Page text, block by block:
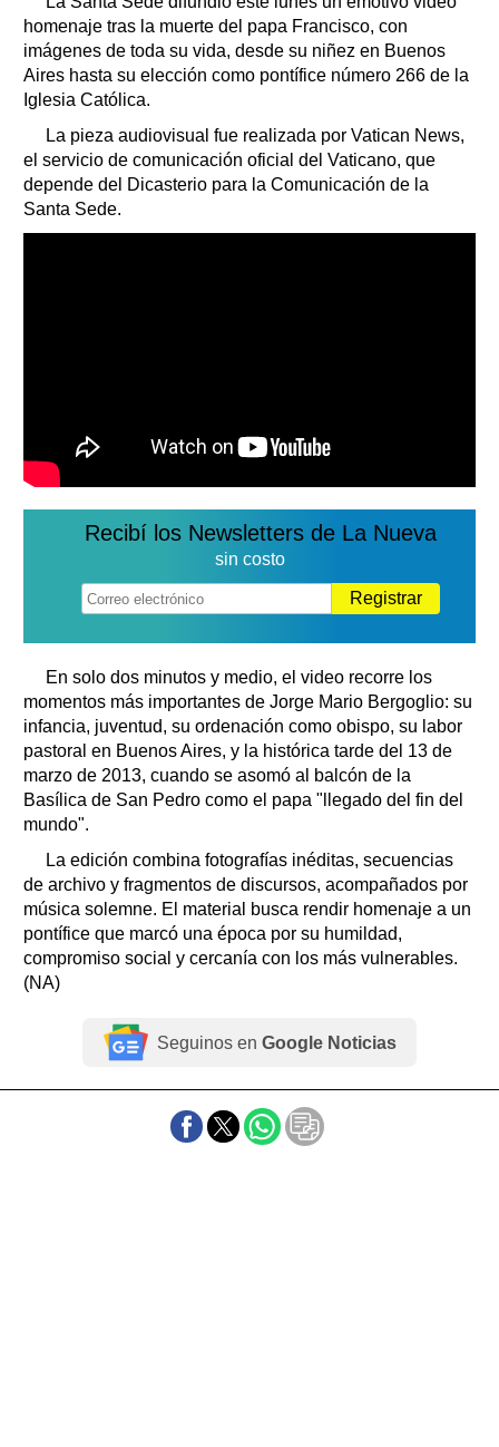
Suplementos
Servicios
Farmacias
Transportes
Datos Útiles
Fúnebres
Teléfonos de urgencia
homenaje tras la muerte del papa Francisco, con
imágenes de toda su vida, desde su niñez en Buenos
Aires hasta su elección como pontífice número 266 de la
Iglesia Católica.
La pieza audiovisual fue realizada por Vatican News,
el servicio de comunicación oficial del Vaticano, que
depende del Dicasterio para la Comunicación de la
Santa Sede.
Recibí los Newsletters de La Nueva
sin costo
Registrar
En solo dos minutos y medio, el video recorre los
momentos más importantes de Jorge Mario Bergoglio: su
infancia, juventud, su ordenación como obispo, su labor
pastoral en Buenos Aires, y la histórica tarde del 13 de
marzo de 2013, cuando se asomó al balcón de la
Basílica de San Pedro como el papa "llegado del fin del
mundo".
La edición combina fotografías inéditas, secuencias
de archivo y fragmentos de discursos, acompañados por
música solemne. El material busca rendir homenaje a un
pontífice que marcó una época por su humildad,
compromiso social y cercanía con los más vulnerables.
(NA)
Seguinos en Google Noticias